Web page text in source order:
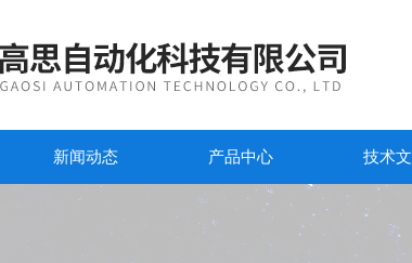
新闻动态 产品中心 技术